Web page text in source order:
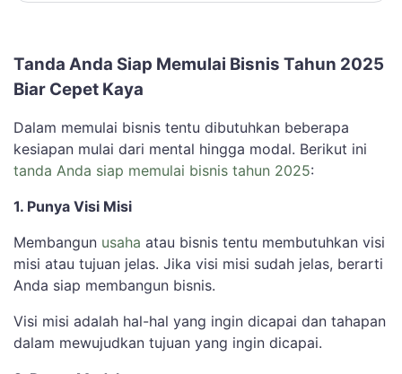
Tanda Anda Siap Memulai Bisnis Tahun 2025
Biar Cepet Kaya
Dalam memulai bisnis tentu dibutuhkan beberapa
kesiapan mulai dari mental hingga modal. Berikut ini
tanda Anda siap memulai bisnis tahun 2025:
1. Punya Visi Misi
Membangun usaha atau bisnis tentu membutuhkan visi
misi atau tujuan jelas. Jika visi misi sudah jelas, berarti
Anda siap membangun bisnis.
Visi misi adalah hal-hal yang ingin dicapai dan tahapan
dalam mewujudkan tujuan yang ingin dicapai.